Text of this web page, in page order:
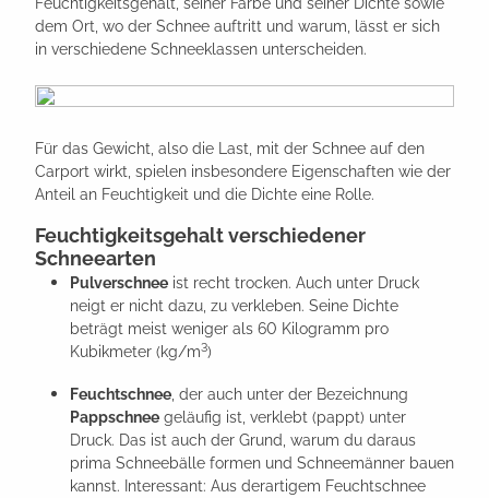
dem Ort, wo der Schnee auftritt und warum, lässt er sich
in verschiedene Schneeklassen unterscheiden.
Für das Gewicht, also die Last, mit der Schnee auf den
Carport wirkt, spielen insbesondere Eigenschaften wie der
Anteil an Feuchtigkeit und die Dichte eine Rolle.
Feuchtigkeitsgehalt verschiedener
Schneearten
Pulverschnee ist recht trocken. Auch unter Druck
neigt er nicht dazu, zu verkleben. Seine Dichte
beträgt meist weniger als 60 Kilogramm pro
Kubikmeter (kg/m3)
Feuchtschnee , der auch unter der Bezeichnung
Pappschnee geläufig ist, verklebt (pappt) unter
Druck. Das ist auch der Grund, warum du daraus
prima Schneebälle formen und Schneemänner bauen
kannst. Interessant: Aus derartigem Feuchtschnee